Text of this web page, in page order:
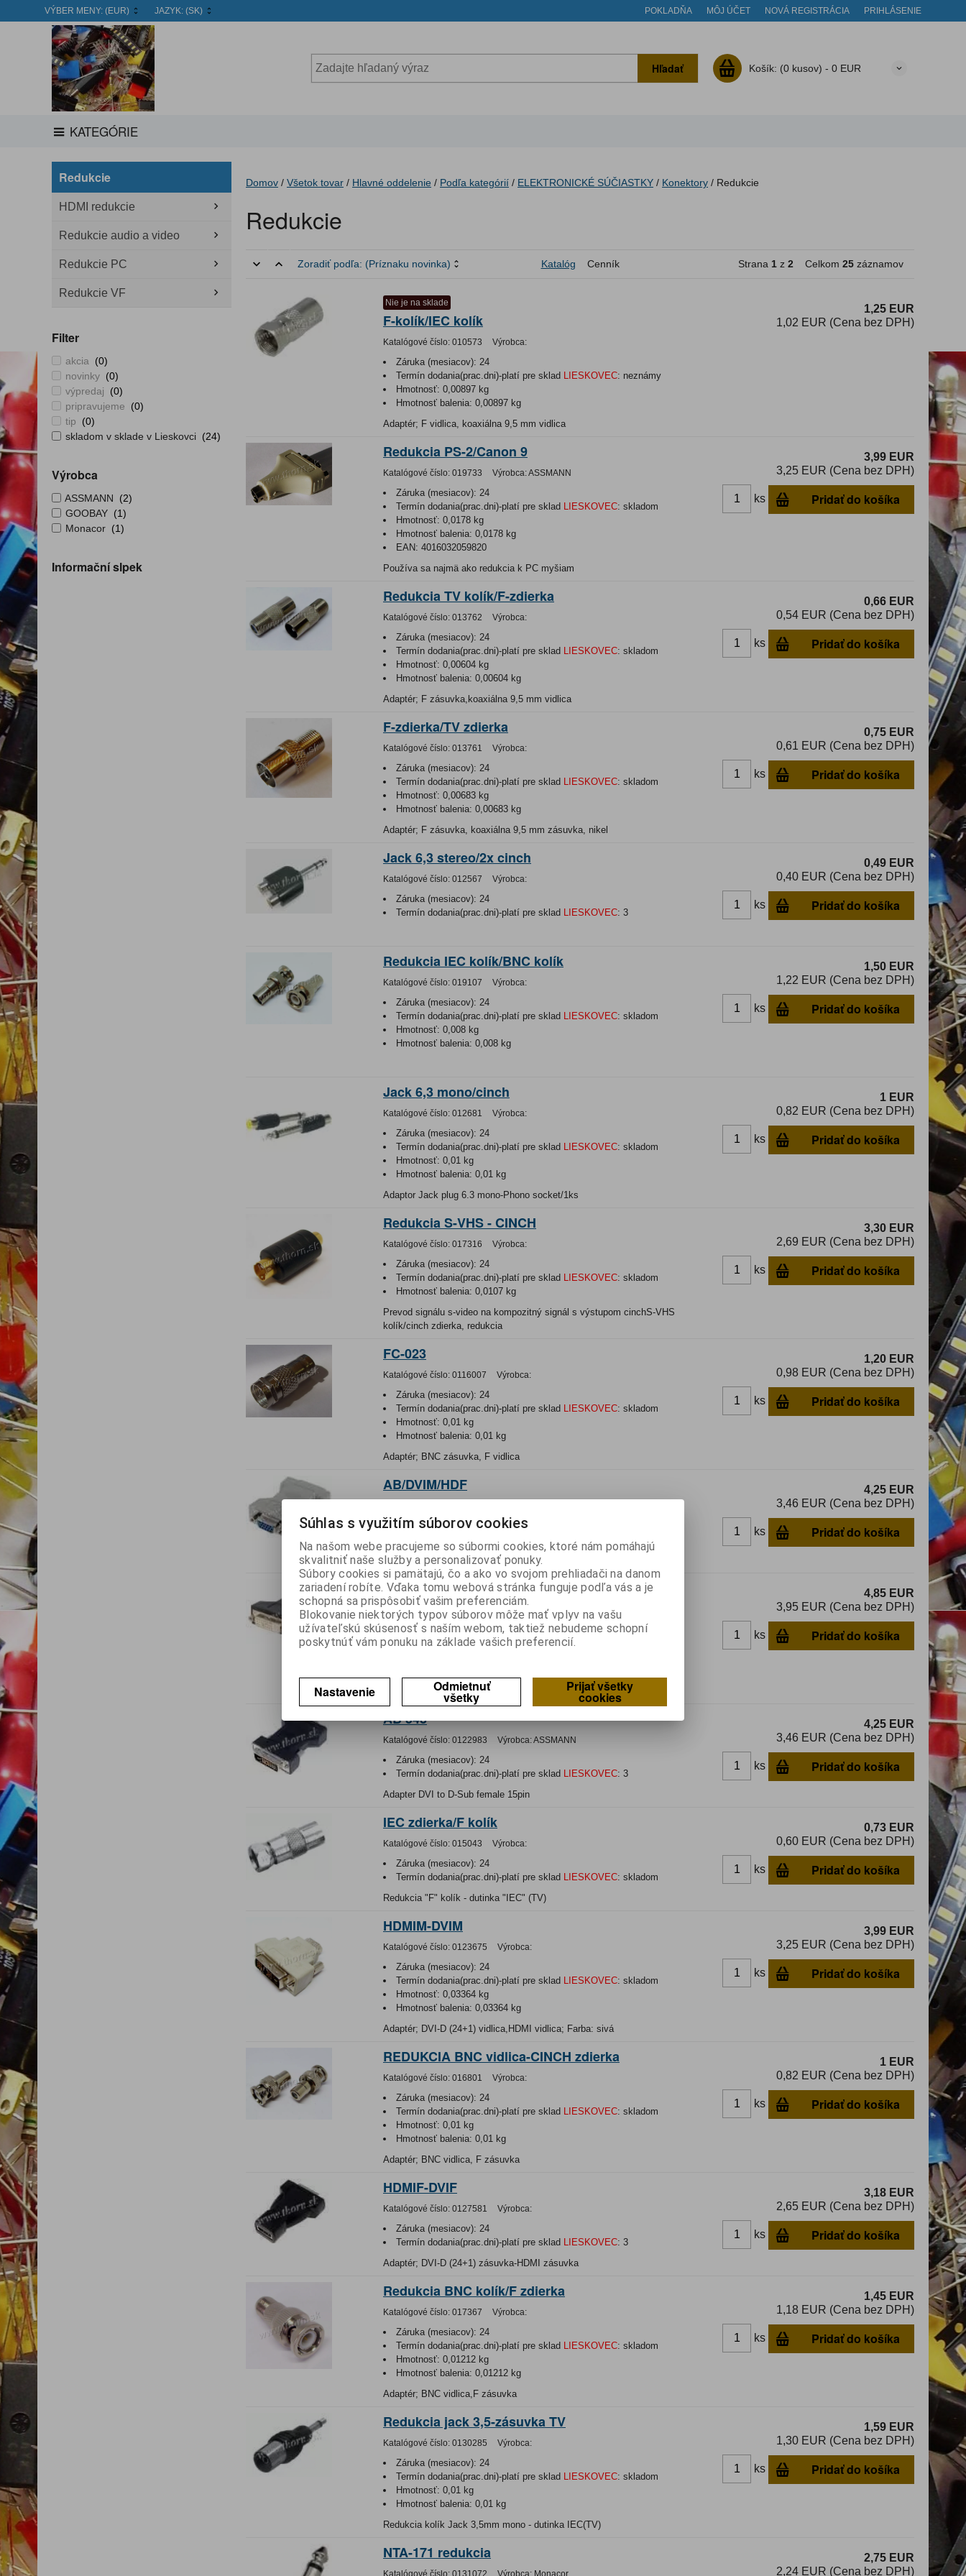
VÝBER MENY: (EUR) JAZYK: (SK) POKLADŇA MÔJ ÚČET NOVÁ REGISTRÁCIA PRIHLÁSENIE
Hľadať Košík: (0 kusov) - 0 EUR
KATEGÓRIE
Redukcie
HDMI redukcie
Redukcie audio a video
Redukcie PC
Redukcie VF
Filter
akcia
(0)
novinky (0)
výpredaj
(0)
pripravujeme
(0)
tip
(0)
skladom v sklade v Lieskovci (24)
Výrobca
ASSMANN
(2)
GOOBAY (1)
Monacor (1)
Informační slpek
Domov / Všetok tovar / Hlavné oddelenie / Podľa kategórií / ELEKTRONICKÉ SÚČIASTKY / Konektory / Redukcie
Redukcie
Zoradiť podľa: (Príznaku novinka) Katalóg Cenník Strana 1 z 2 Celkom 25 záznamov
Nie je na sklade
F-kolík/IEC kolík
Katalógové číslo: 010573 Výrobca:
Záruka (mesiacov): 24
Termín dodania(prac.dni)-platí pre sklad LIESKOVEC: neznámy
Hmotnosť: 0,00897 kg
Hmotnosť balenia: 0,00897 kg
Adaptér; F vidlica, koaxiálna 9,5 mm vidlica
1,25 EUR
1,02 EUR (Cena bez DPH)
Redukcia PS-2/Canon 9
Katalógové číslo: 019733 Výrobca:ASSMANN
Záruka (mesiacov): 24
Termín dodania(prac.dni)-platí pre sklad LIESKOVEC: skladom
Hmotnosť: 0,0178 kg
Hmotnosť balenia: 0,0178 kg
EAN: 4016032059820
Používa sa najmä ako redukcia k PC myšiam
3,99 EUR
3,25 EUR (Cena bez DPH)
ks Pridať do košíka
Redukcia TV kolík/F-zdierka
Katalógové číslo: 013762 Výrobca:
Záruka (mesiacov): 24
Termín dodania(prac.dni)-platí pre sklad LIESKOVEC: skladom
Hmotnosť: 0,00604 kg
Hmotnosť balenia: 0,00604 kg
Adaptér; F zásuvka,koaxiálna 9,5 mm vidlica
0,66 EUR
0,54 EUR (Cena bez DPH)
ks Pridať do košíka
F-zdierka/TV zdierka
Katalógové číslo: 013761 Výrobca:
Záruka (mesiacov): 24
Termín dodania(prac.dni)-platí pre sklad LIESKOVEC: skladom
Hmotnosť: 0,00683 kg
Hmotnosť balenia: 0,00683 kg
Adaptér; F zásuvka, koaxiálna 9,5 mm zásuvka, nikel
0,75 EUR
0,61 EUR (Cena bez DPH)
ks Pridať do košíka
Jack 6,3 stereo/2x cinch
Katalógové číslo: 012567 Výrobca:
Záruka (mesiacov): 24
Termín dodania(prac.dni)-platí pre sklad LIESKOVEC: 3
0,49 EUR
0,40 EUR (Cena bez DPH)
ks Pridať do košíka
Redukcia IEC kolík/BNC kolík
Katalógové číslo: 019107 Výrobca:
Záruka (mesiacov): 24
Termín dodania(prac.dni)-platí pre sklad LIESKOVEC: skladom
Hmotnosť: 0,008 kg
Hmotnosť balenia: 0,008 kg
1,50 EUR
1,22 EUR (Cena bez DPH)
ks Pridať do košíka
Jack 6,3 mono/cinch
Katalógové číslo: 012681 Výrobca:
Záruka (mesiacov): 24
Termín dodania(prac.dni)-platí pre sklad LIESKOVEC: skladom
Hmotnosť: 0,01 kg
Hmotnosť balenia: 0,01 kg
Adaptor Jack plug 6.3 mono-Phono socket/1ks
1 EUR
0,82 EUR (Cena bez DPH)
ks Pridať do košíka
Redukcia S-VHS - CINCH
Katalógové číslo: 017316 Výrobca:
Záruka (mesiacov): 24
Termín dodania(prac.dni)-platí pre sklad LIESKOVEC: skladom
Hmotnosť balenia: 0,0107 kg
Prevod signálu s-video na kompozitný signál s výstupom cinchS-VHS
kolík/cinch zdierka, redukcia
3,30 EUR
2,69 EUR (Cena bez DPH)
ks Pridať do košíka
FC-023
Katalógové číslo: 0116007 Výrobca:
Záruka (mesiacov): 24
Termín dodania(prac.dni)-platí pre sklad LIESKOVEC: skladom
Hmotnosť: 0,01 kg
Hmotnosť balenia: 0,01 kg
Adaptér; BNC zásuvka, F vidlica
1,20 EUR
0,98 EUR (Cena bez DPH)
ks Pridať do košíka
AB/DVIM/HDF
Záruka (mesiacov): 24
Termín dodania(prac.dni)-platí pre sklad
LIESKOVEC
Adaptér; DVI (24+5) vidlica-D-Sub (15P) HD zásuvka
4,25 EUR
3,46 EUR (Cena bez DPH)
ks Pridať do košíka
AB/DVIF/HDM
Katalógové číslo: 0122977 Výrobca: GOOBAY
Záruka (mesiacov):24
Termín dodania(prac.dni)-platí pre skladLIESKOVEC
Adaptér; D-Sub 15pin HD vidlica,DVI-I (24+5) zásuvka
4,85 EUR
3,95 EUR (Cena bez DPH)
ks Pridať do košíka
AB 543
Katalógové číslo: 0122983 Výrobca:ASSMANN
Záruka (mesiacov): 24
Termín dodania(prac.dni)-platí pre sklad LIESKOVEC: 3
Adapter DVI to D-Sub female 15pin
4,25 EUR
3,46 EUR (Cena bez DPH)
ks Pridať do košíka
IEC zdierka/F kolík
Katalógové číslo: 015043 Výrobca:
Záruka (mesiacov): 24
Termín dodania(prac.dni)-platí pre sklad LIESKOVEC: skladom
Redukcia "F" kolík - dutinka "IEC" (TV)
0,73 EUR
0,60 EUR (Cena bez DPH)
ks Pridať do košíka
HDMIM-DVIM
Katalógové číslo: 0123675 Výrobca:
Záruka (mesiacov): 24
Termín dodania(prac.dni)-platí pre sklad LIESKOVEC: skladom
Hmotnosť: 0,03364 kg
Hmotnosť balenia: 0,03364 kg
Adaptér; DVI-D (24+1) vidlica,HDMI vidlica; Farba: sivá
3,99 EUR
3,25 EUR (Cena bez DPH)
ks Pridať do košíka
REDUKCIA BNC vidlica-CINCH zdierka
Katalógové číslo: 016801 Výrobca:
Záruka (mesiacov): 24
Termín dodania(prac.dni)-platí pre sklad LIESKOVEC: skladom
Hmotnosť: 0,01 kg
Hmotnosť balenia: 0,01 kg
Adaptér; BNC vidlica, F zásuvka
1 EUR
0,82 EUR (Cena bez DPH)
ks Pridať do košíka
HDMIF-DVIF
Katalógové číslo: 0127581 Výrobca:
Záruka (mesiacov): 24
Termín dodania(prac.dni)-platí pre sklad LIESKOVEC: 3
Adaptér; DVI-D (24+1) zásuvka-HDMI zásuvka
3,18 EUR
2,65 EUR (Cena bez DPH)
ks Pridať do košíka
Redukcia BNC kolík/F zdierka
Katalógové číslo: 017367 Výrobca:
Záruka (mesiacov): 24
Termín dodania(prac.dni)-platí pre sklad LIESKOVEC: skladom
Hmotnosť: 0,01212 kg
Hmotnosť balenia: 0,01212 kg
Adaptér; BNC vidlica,F zásuvka
1,45 EUR
1,18 EUR (Cena bez DPH)
ks Pridať do košíka
Redukcia jack 3,5-zásuvka TV
Katalógové číslo: 0130285 Výrobca:
Záruka (mesiacov): 24
Termín dodania(prac.dni)-platí pre sklad LIESKOVEC: skladom
Hmotnosť: 0,01 kg
Hmotnosť balenia: 0,01 kg
Redukcia kolík Jack 3,5mm mono - dutinka IEC(TV)
1,59 EUR
1,30 EUR (Cena bez DPH)
ks Pridať do košíka
NTA-171 redukcia
Katalógové číslo: 0131072 Výrobca: Monacor
2,75 EUR
2,24 EUR (Cena bez DPH)
Súhlas s využitím súborov cookies
Na našom webe pracujeme so súbormi cookies, ktoré nám pomáhajú
skvalitniť naše služby a personalizovať ponuky.
Súbory cookies si pamätajú, čo a ako vo svojom prehliadači na danom
zariadení robíte. Vďaka tomu webová stránka funguje podľa vás a je
schopná sa prispôsobiť vašim preferenciám.
Blokovanie niektorých typov súborov môže mať vplyv na vašu
užívateľskú skúsenosť s naším webom, taktiež nebudeme schopní
poskytnúť vám ponuku na základe vašich preferencií.
Nastavenie Odmietnuť
všetky
Prijať všetky
cookies